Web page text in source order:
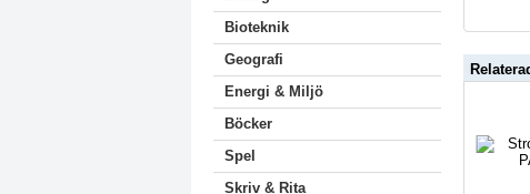
Bioteknik
Geografi
Energi & Miljö
Böcker
Spel
Skriv & Rita